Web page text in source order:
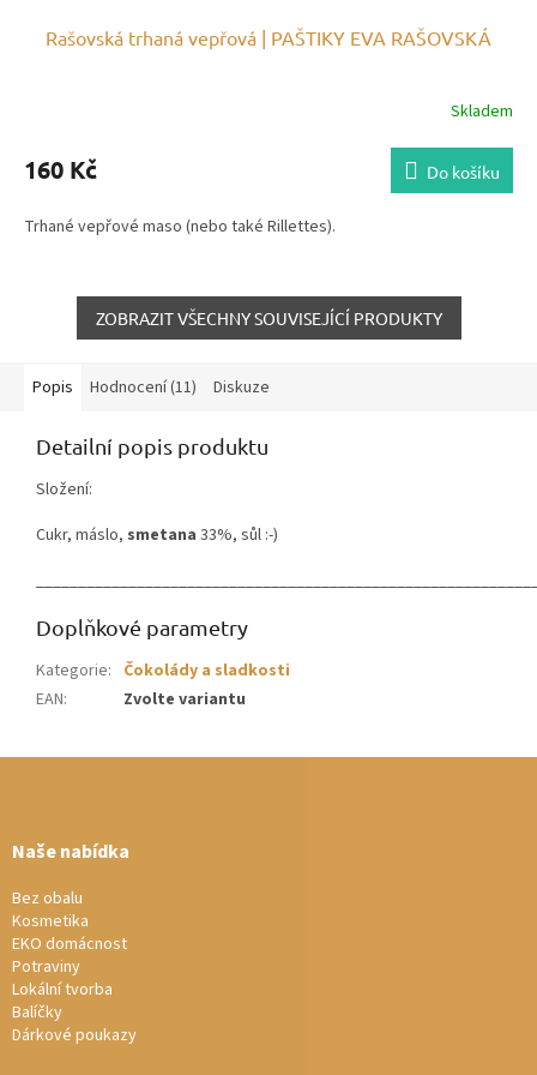
Rašovská trhaná vepřová | PAŠTIKY EVA RAŠOVSKÁ
Skladem
160 Kč Do košíku
Trhané vepřové maso (nebo také Rillettes).
ZOBRAZIT VŠECHNY SOUVISEJÍCÍ PRODUKTY
Popis Hodnocení (11) Diskuze
Detailní popis produktu
Složení:
Cukr, máslo, smetana 33%, sůl :-)
Doplňkové parametry
Kategorie: Čokolády a sladkosti
EAN: Zvolte variantu
Naše nabídka
Bez obalu
Kosmetika
EKO domácnost
Potraviny
Lokální tvorba
Balíčky
Dárkové poukazy